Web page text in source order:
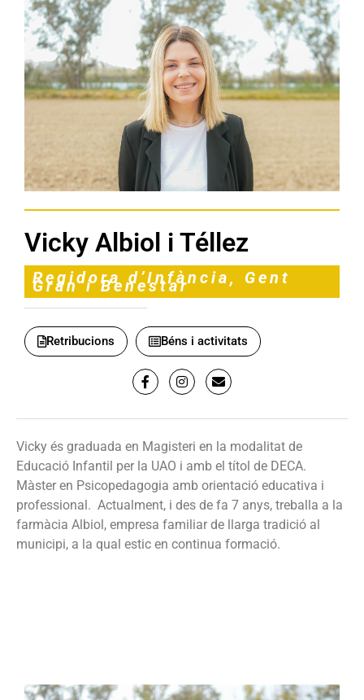
Vicky Albiol i Téllez
Regidora d’Infància, Gent
Gran i Benestar
Retribucions Béns i activitats
Vicky és graduada en Magisteri en la modalitat de
Educació Infantil per la UAO i amb el títol de DECA.
Màster en Psicopedagogia amb orientació educativa i
professional. Actualment, i des de fa 7 anys, treballa a la
farmàcia Albiol, empresa familiar de llarga tradició al
municipi, a la qual estic en continua formació.